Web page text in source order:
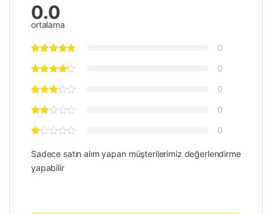
0.0
ortalama
0
0
0
0
0
Sadece satın alım yapan müşterilerimiz değerlendirme
yapabilir